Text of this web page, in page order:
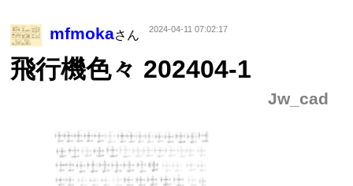
mfmokaさん 2024-04-11 07:02:17
飛行機色々 202404-1
Jw_cad